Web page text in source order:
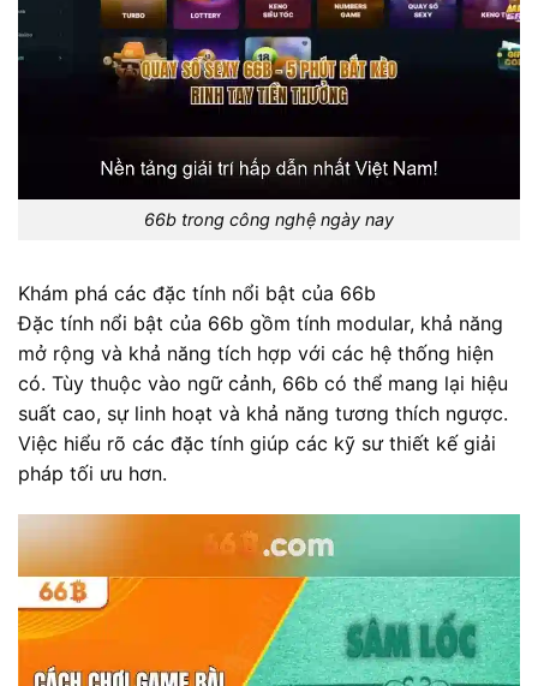
66b trong công nghệ ngày nay
Khám phá các đặc tính nổi bật của 66b
Đặc tính nổi bật của 66b gồm tính modular, khả năng
mở rộng và khả năng tích hợp với các hệ thống hiện
có. Tùy thuộc vào ngữ cảnh, 66b có thể mang lại hiệu
suất cao, sự linh hoạt và khả năng tương thích ngược.
Việc hiểu rõ các đặc tính giúp các kỹ sư thiết kế giải
pháp tối ưu hơn.